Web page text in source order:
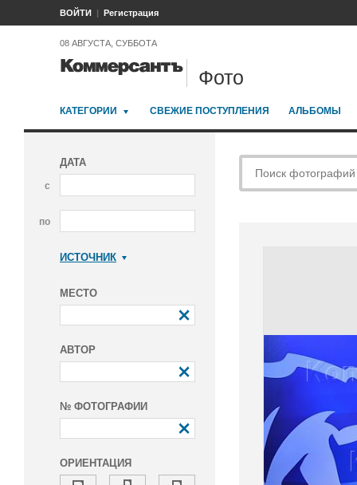
ВОЙТИ Регистрация
08 АВГУСТА, СУББОТА
Фото
КАТЕГОРИИ СВЕЖИЕ ПОСТУПЛЕНИЯ АЛЬБОМЫ
ДАТА
с
по
ИСТОЧНИК
МЕСТО
АВТОР
№ ФОТОГРАФИИ
ОРИЕНТАЦИЯ